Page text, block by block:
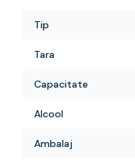
Tip
Tara
Capacitate
Alcool
Ambalaj